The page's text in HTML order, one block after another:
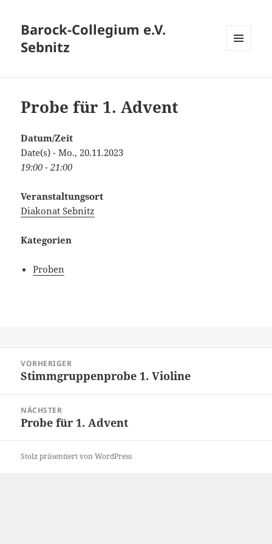
Barock-Collegium e.V.
Sebnitz
Probe für 1. Advent
Datum/Zeit
Date(s) - Mo., 20.11.2023
19:00 - 21:00
Veranstaltungsort
Diakonat Sebnitz
Kategorien
Proben
VORHERIGER
Vorheriger
Stimmgruppenprobe 1. Violine
NÄCHSTER
Nächster
Probe für 1. Advent
Stolz präsentiert von WordPress